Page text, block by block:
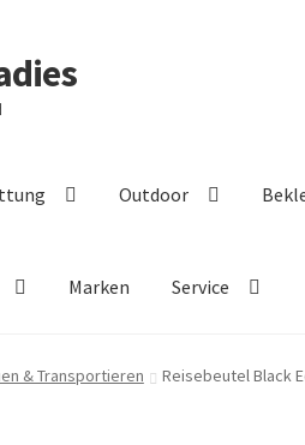
Outdoor
Marken Service
& Transportieren Reisebeutel Black